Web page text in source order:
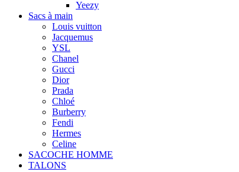
Yeezy
Sacs à main
Louis vuitton
Jacquemus
YSL
Chanel
Gucci
Dior
Prada
Chloé
Burberry
Fendi
Hermes
Celine
SACOCHE HOMME
TALONS